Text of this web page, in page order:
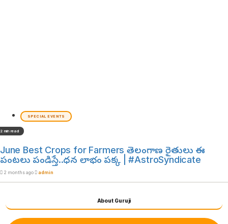
SPECIAL EVENTS
2 min read
June Best Crops for Farmers తెలంగాణ రైతులు ఈ
పంటలు పండిస్తే..ధన లాభం పక్క | #AstroSyndicate
2 months ago admin
About Guruji